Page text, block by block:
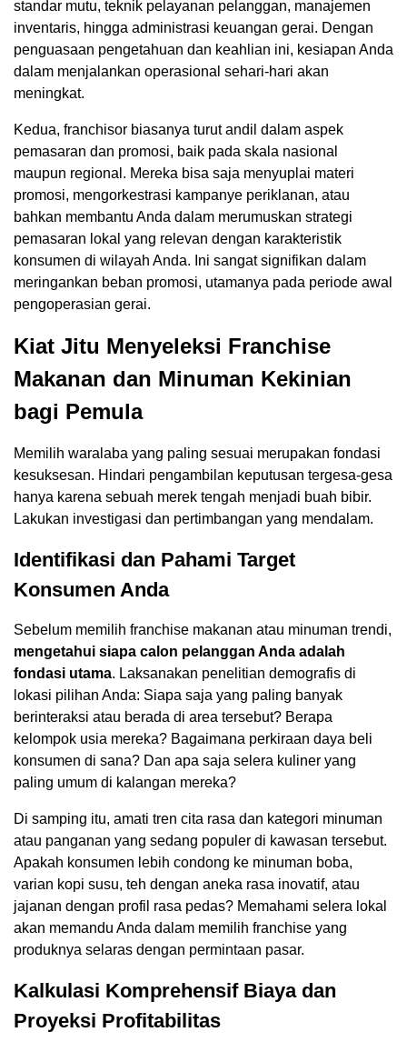
standar mutu, teknik pelayanan pelanggan, manajemen
inventaris, hingga administrasi keuangan gerai. Dengan
penguasaan pengetahuan dan keahlian ini, kesiapan Anda
dalam menjalankan operasional sehari-hari akan
meningkat.
Kedua, franchisor biasanya turut andil dalam aspek
pemasaran dan promosi, baik pada skala nasional
maupun regional. Mereka bisa saja menyuplai materi
promosi, mengorkestrasi kampanye periklanan, atau
bahkan membantu Anda dalam merumuskan strategi
pemasaran lokal yang relevan dengan karakteristik
konsumen di wilayah Anda. Ini sangat signifikan dalam
meringankan beban promosi, utamanya pada periode awal
pengoperasian gerai.
Kiat Jitu Menyeleksi Franchise
Makanan dan Minuman Kekinian
bagi Pemula
Memilih waralaba yang paling sesuai merupakan fondasi
kesuksesan. Hindari pengambilan keputusan tergesa-gesa
hanya karena sebuah merek tengah menjadi buah bibir.
Lakukan investigasi dan pertimbangan yang mendalam.
Identifikasi dan Pahami Target
Konsumen Anda
Sebelum memilih franchise makanan atau minuman trendi,
mengetahui siapa calon pelanggan Anda adalah
fondasi utama. Laksanakan penelitian demografis di
lokasi pilihan Anda: Siapa saja yang paling banyak
berinteraksi atau berada di area tersebut? Berapa
kelompok usia mereka? Bagaimana perkiraan daya beli
konsumen di sana? Dan apa saja selera kuliner yang
paling umum di kalangan mereka?
Di samping itu, amati tren cita rasa dan kategori minuman
atau panganan yang sedang populer di kawasan tersebut.
Apakah konsumen lebih condong ke minuman boba,
varian kopi susu, teh dengan aneka rasa inovatif, atau
jajanan dengan profil rasa pedas? Memahami selera lokal
akan memandu Anda dalam memilih franchise yang
produknya selaras dengan permintaan pasar.
Kalkulasi Komprehensif Biaya dan
Proyeksi Profitabilitas